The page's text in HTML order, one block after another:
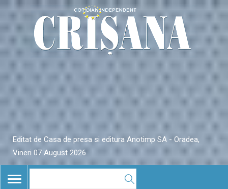
Editat de Casa de presa si editura Anotimp SA - Oradea,
Vineri 07 August 2026
TOGGLE